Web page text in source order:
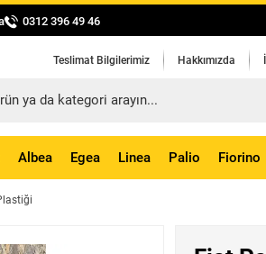
0312 396 49 46
Teslimat Bilgilerimiz Hakkımızda
Albea Egea Linea Palio Fiorino